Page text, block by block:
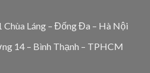
Láng – Đống Đa – Hà Nội
14 – Bình Thạnh – TPHCM